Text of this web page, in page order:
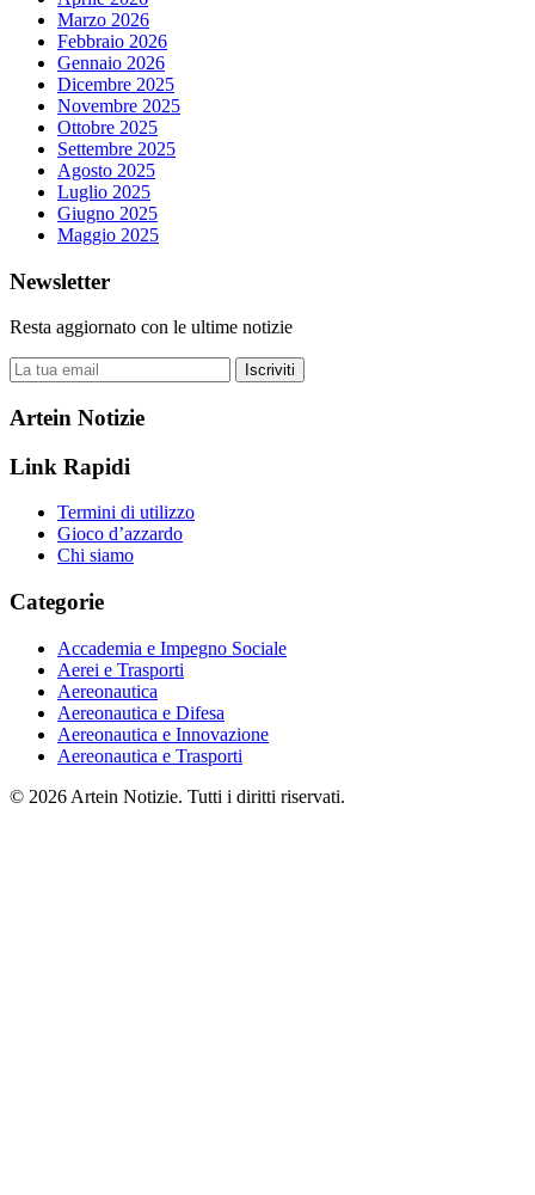
Marzo 2026
Febbraio 2026
Gennaio 2026
Dicembre 2025
Novembre 2025
Ottobre 2025
Settembre 2025
Agosto 2025
Luglio 2025
Giugno 2025
Maggio 2025
Newsletter
Resta aggiornato con le ultime notizie
Iscriviti
Artein Notizie
Link Rapidi
Termini di utilizzo
Gioco d’azzardo
Chi siamo
Categorie
Accademia e Impegno Sociale
Aerei e Trasporti
Aereonautica
Aereonautica e Difesa
Aereonautica e Innovazione
Aereonautica e Trasporti
© 2026 Artein Notizie. Tutti i diritti riservati.